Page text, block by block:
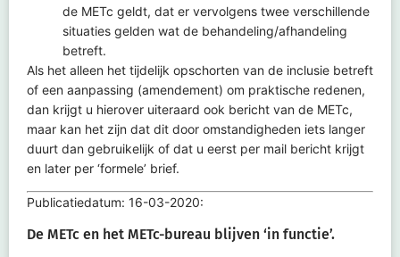
de METc geldt, dat er vervolgens twee verschillende
situaties gelden wat de behandeling/afhandeling
betreft.
Als het alleen het tijdelijk opschorten van de inclusie betreft
of een aanpassing (amendement) om praktische redenen,
dan krijgt u hierover uiteraard ook bericht van de METc,
maar kan het zijn dat dit door omstandigheden iets langer
duurt dan gebruikelijk of dat u eerst per mail bericht krijgt
en later per ‘formele’ brief.
Publicatiedatum: 16-03-2020:
De METc en het METc-bureau blijven ‘in functie’.